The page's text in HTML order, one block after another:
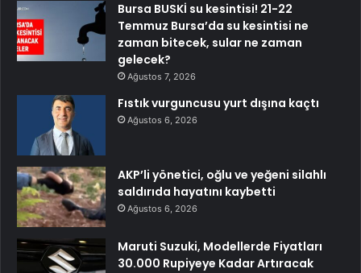
Bursa BUSKİ su kesintisi! 21-22
Temmuz Bursa’da su kesintisi ne
zaman bitecek, sular ne zaman
gelecek?
Ağustos 7, 2026
Fıstık vurguncusu yurt dışına kaçtı
Ağustos 6, 2026
AKP’li yönetici, oğlu ve yeğeni silahlı
saldırıda hayatını kaybetti
Ağustos 6, 2026
Maruti Suzuki, Modellerde Fiyatları
30.000 Rupiyeye Kadar Artıracak